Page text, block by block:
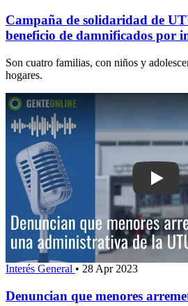
Campaña de solidaridad de
beneficio de damnificados por
Son cuatro familias, con niños y
hogares.
Play:
Interés General • 28 Apr 2023
Denuncian que menores